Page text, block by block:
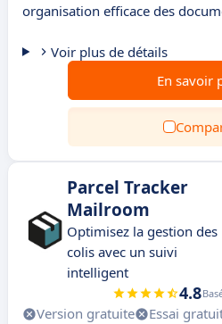
organisation efficace des
Voir plus de détails
En savoir
Parcel Tracker
Mailroom
Optimisez la gestion des
colis avec un suivi
intelligent
4.8
Version gratuite Essai